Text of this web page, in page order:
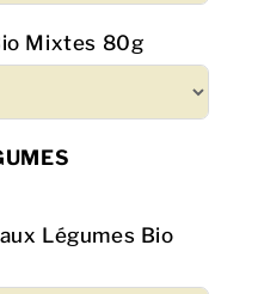
Mixtes 80g
Légumes Bio